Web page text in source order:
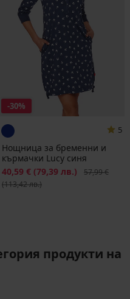
-30%
5
Нощница за бременни и
кърмачки Lucy синя
Намаление
40,59 € (79,39 лв.)
57,99 €
(113,42 лв.)
продукти на